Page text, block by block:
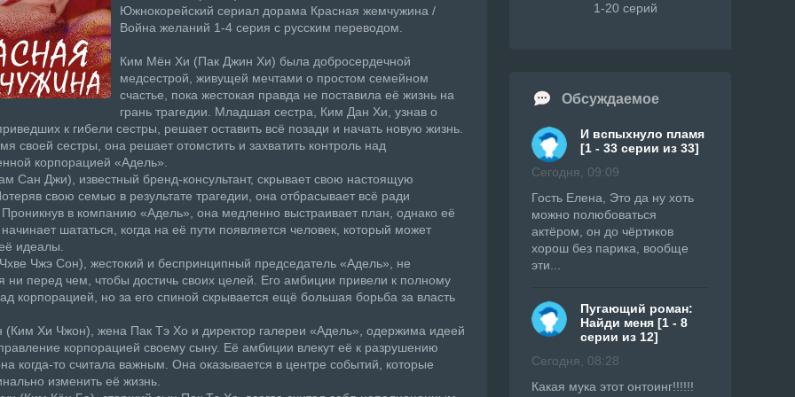
Южнокорейский сериал дорама Красная жемчужина /
Война желаний 1-4 серия с русским переводом.
Ким Мён Хи (Пак Джин Хи) была добросердечной
медсестрой, живущей мечтами о простом семейном
счастье, пока жестокая правда не поставила её жизнь на
грань трагедии. Младшая сестра, Ким Дан Хи, узнав о
к гибели сестры, решает оставить всё позади и начать новую жизнь.
своей сестры, она решает отомстить и захватить контроль над
корпорацией «Адель».
Сан Джи), известный бренд-консультант, скрывает свою настоящую
свою семью в результате трагедии, она отбрасывает всё ради
в компанию «Адель», она медленно выстраивает план, однако её
шататься, когда на её пути появляется человек, который может
идеалы.
Чжэ Сон), жестокий и беспринципный председатель «Адель», не
ни перед чем, чтобы достичь своих целей. Его амбиции привели к полному
корпорацией, но за его спиной скрывается ещё большая борьба за власть
Хи Чжон), жена Пак Тэ Хо и директор галереи «Адель», одержима идеей
корпорацией своему сыну. Её амбиции влекут её к разрушению
когда-то считала важным. Она оказывается в центре событий, которые
изменить её жизнь.
1-20 серий
Обсуждаемое
И вспыхнуло пламя
[1 - 33 серии из 33]
Сегодня, 09:09
Гость Елена, Это да ну хоть
можно полюбоваться
актёром, он до чёртиков
хорош без парика, вообще
эти...
Пугающий роман:
Найди меня [1 - 8
серии из 12]
Сегодня, 08:28
Какая мука этот онтоинг!!!!!!